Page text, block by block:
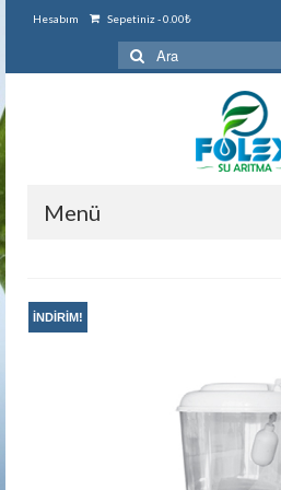
Hesabım Sepetiniz-0.00₺
Şunu
ara:
Menü
Hakkımızda
Ev Tipi Su Arıtma
İNDIRIM!